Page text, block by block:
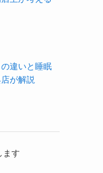
違いと睡眠
が解説
ます